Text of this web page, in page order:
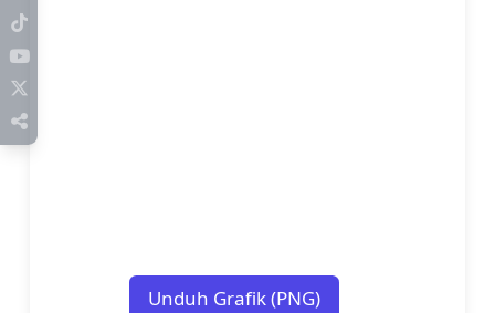
Unduh Grafik (PNG)